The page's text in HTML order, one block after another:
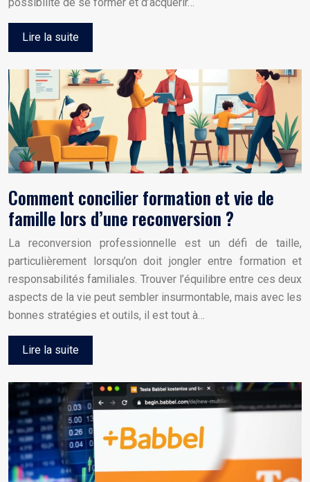
Lire la suite
Comment concilier formation et vie de
famille lors d’une reconversion ?
La reconversion professionnelle est un défi de taille,
particulièrement lorsqu’on doit jongler entre formation et
responsabilités familiales. Trouver l’équilibre entre ces deux
aspects de la vie peut sembler insurmontable, mais avec les
bonnes stratégies et outils, il est tout à…
Lire la suite